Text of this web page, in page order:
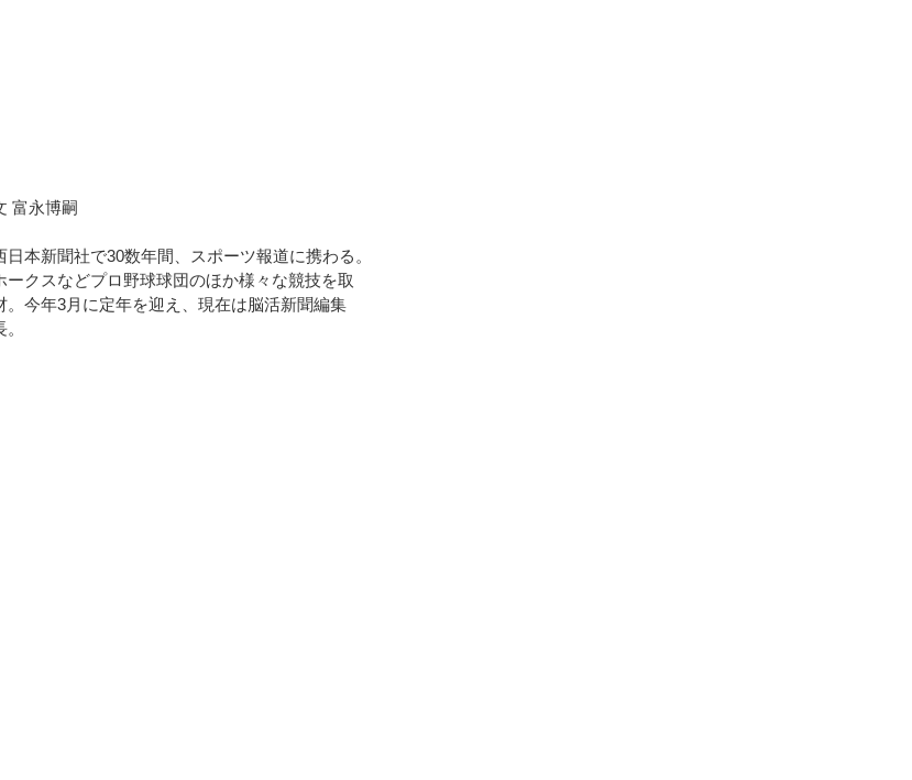
富永博嗣
日本新聞社で30数年間、スポーツ報道に携わる。
ークスなどプロ野球球団のほか様々な競技を取
。今年3月に定年を迎え、現在は脳活新聞編集
。